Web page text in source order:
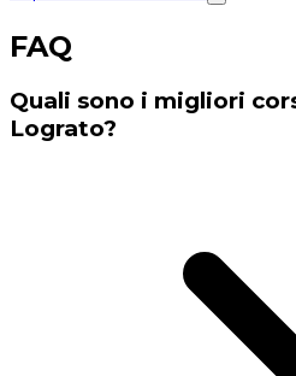
FAQ
Quali sono i migliori
Lograto?